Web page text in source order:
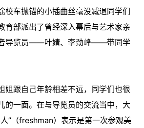
校车抛锚的小插曲丝毫没减退同学们
育部派出了曾经深入幕后与艺术家亲
导览员——叶婧、李劲峰——带同学
姐跟自己年龄相差不远，同学们也很
的一面。在与导览员的交流当中，大
”（freshman）表示是第一次参观美